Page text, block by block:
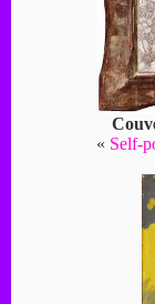
« Self-